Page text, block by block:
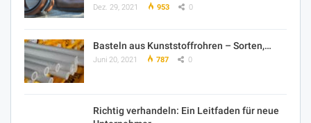
Dez. 29, 2021 953 0
Basteln aus Kunststoffrohren – Sorten,…
Juni 20, 2021 787 0
Richtig verhandeln: Ein Leitfaden für neue